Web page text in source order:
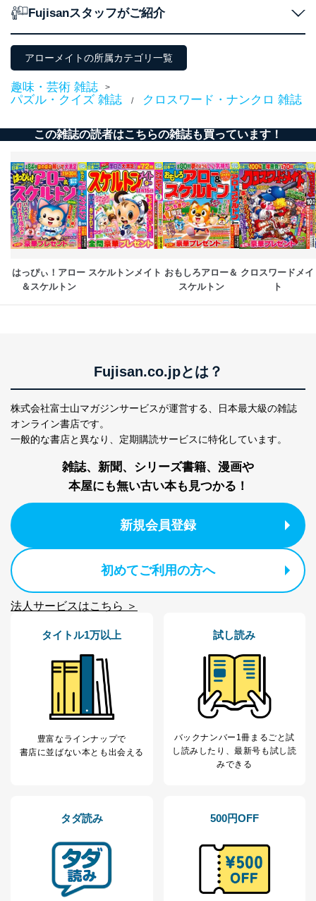
e-mail：cs@fujisan.co.jp
株式会社富士山マガジンサービス
個人情報の取扱いについて
当社は以下の個人情報保護管理者を設置し、個人情報保
用・提供・管理いたします。
東京都渋谷区南平台町16-11
株式会社富士山マガジンサービス
代表取締役会長 西野 伸一郎
個人情報保護管理者: 経営管理グループディレクター 前
田 嘉也
２．利用目的
1 ービス等をご利用
の方の個人情報
商品代金回収のため
ｅメール等による商品、サービ
ス、キャンペーン等の広告の案内
のため
個人が特定できない形で取得した
析して、趣味・嗜好に
広告のため
当社にお問合わせ
お問い合わせ対応、トラブル対
当社カスタマーQ＆
Aサービス利用者
カスタマーQ＆Aサイトの投稿内容
ｅメール等によるカスタマーQ＆A
サイトのサービス内容のご案内の
ため
ｅメール等による商品、サービ
ス、キャンペーン等の広告に関す
4
採用応募者の方の
採用選考、ご連絡のため
当社の従業者の個
人情報
人事、総務などの雇用管理等のた
パートナー（提携
企業）からの委託
により当社の
等をご利用の方の
個人情報
購入商品配送のため
提携企業及びお客様がご購入され
た商品の発売元企業からのｅメー
サービス、キャンペーン等の広告
に関するご案内のため
トに登録された方
当社のサービス利用状況の把握お
ー等にて公表する利用目的達成の
※上記の利用目的のうちNo.1～5については保有個人デ
ータ（開示対象個人情報）の利用目的であり、下記4.の
Fujisanスタッフがご紹介
アローメイトの所属カテゴリ一覧
趣味・芸術 雑誌 >
パズル・クイズ 雑誌 / クロスワード・ナンクロ 雑誌
この雑誌の読者はこちらの雑誌も買っています！
はっぴぃ！アロー
＆スケルトン
スケルトンメイト おもしろアロー＆
スケルトン
クロスワードメイ
ト
Fujisan.co.jpとは？
株式会社富士山マガジンサービスが運営する、
日本最大級の雑誌
オンライン書店です。
一般的な書店と異なり、 定期購読サービスに特化しています。
雑誌、新聞、シリーズ書籍、漫画や
本屋にも無い古い本も見つかる！
新規会員登録
初めてご利用の方へ
法人サービスはこちら ＞
タイトル1万以上
豊富なラインナップで
書店に並ばない本とも出会える
試し読み
バックナンバー1冊まるごと試
し読み したり、最新号も試し読
みできる
タダ読み 500円OFF